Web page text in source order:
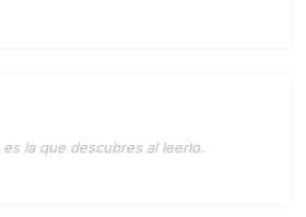
la que descubres al leerlo.